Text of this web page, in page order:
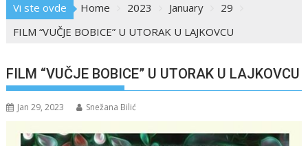
Vi ste ovde Home 2023 January
29
FILM “VUČJE BOBICE” U UTORAK U LAJKOVCU
FILM “VUČJE BOBICE” U UTORAK U LAJKOVCU
Jan 29, 2023 Snežana Bilić